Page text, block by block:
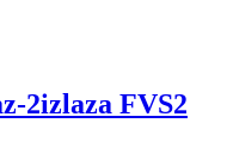
2izlaza FVS2